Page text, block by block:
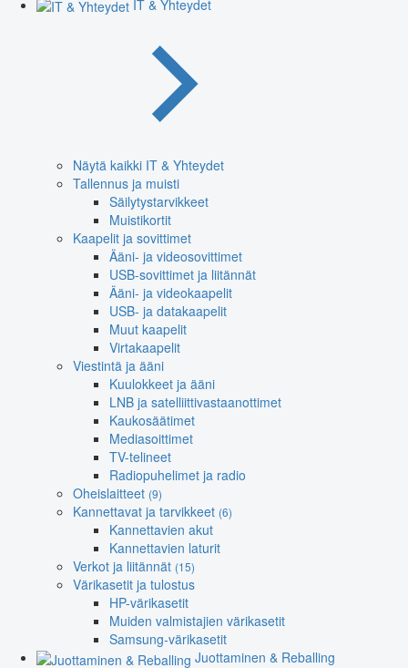
IT & Yhteydet
Näytä kaikki IT & Yhteydet
Tallennus ja muisti
Säilytystarvikkeet
Muistikortit
Kaapelit ja sovittimet
Ääni- ja videosovittimet
USB-sovittimet ja liitännät
Ääni- ja videokaapelit
USB- ja datakaapelit
Muut kaapelit
Virtakaapelit
Viestintä ja ääni
Kuulokkeet ja ääni
LNB ja satelliittivastaanottimet
Kaukosäätimet
Mediasoittimet
TV-telineet
Radiopuhelimet ja radio
Oheislaitteet (9)
Kannettavat ja tarvikkeet (6)
Kannettavien akut
Kannettavien laturit
Verkot ja liitännät (15)
Värikasetit ja tulostus
HP-värikasetit
Muiden valmistajien värikasetit
Samsung-värikasetit
Juottaminen & Reballing